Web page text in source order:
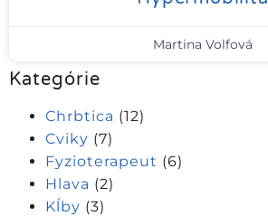
Kategórie
Chrbtica (12)
Cviky (7)
Fyzioterapeut (6)
Hlava (2)
Kĺby (3)
Martina Volfová